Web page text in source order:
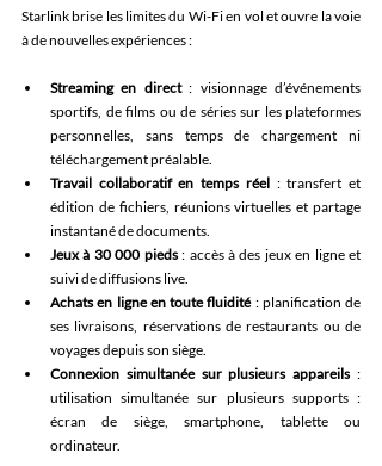
Starlink brise les limites du Wi-Fi en vol et ouvre la voie
à de nouvelles expériences :
Streaming en direct : visionnage d’événements
sportifs, de films ou de séries sur les plateformes
personnelles, sans temps de chargement ni
téléchargement préalable.
Travail collaboratif en temps réel : transfert et
édition de fichiers, réunions virtuelles et partage
instantané de documents.
Jeux à 30 000 pieds : accès à des jeux en ligne et
suivi de diffusions live.
Achats en ligne en toute fluidité : planification de
ses livraisons, réservations de restaurants ou de
voyages depuis son siège.
Connexion simultanée sur plusieurs appareils :
utilisation simultanée sur plusieurs supports :
écran de siège, smartphone, tablette ou
ordinateur.